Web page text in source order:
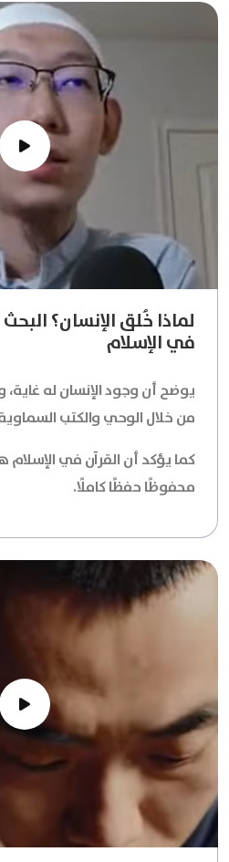
لماذا خُلق الإنسان؟
في الإسلام
يوضح أن وجود الإنسان له غاية،
من خلال الوحي والكتب
كما يؤكد أن القرآن في الإسلام
محفوظًا حفظًا كاملًا.